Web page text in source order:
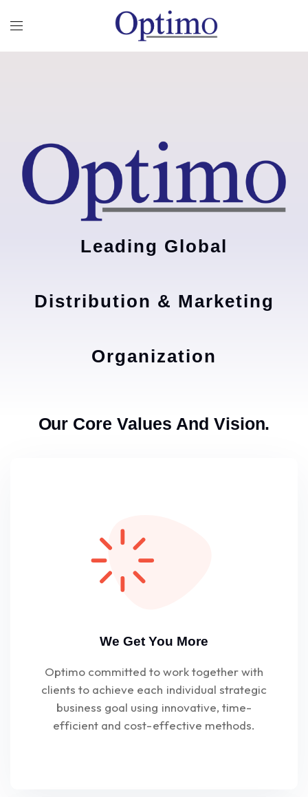
Leading Global
Distribution & Marketing
Organization
Our Core Values And Vision.
We Get You More
Optimo committed to work together with
clients to achieve each individual strategic
business goal using innovative, time-
efficient and cost-effective methods.